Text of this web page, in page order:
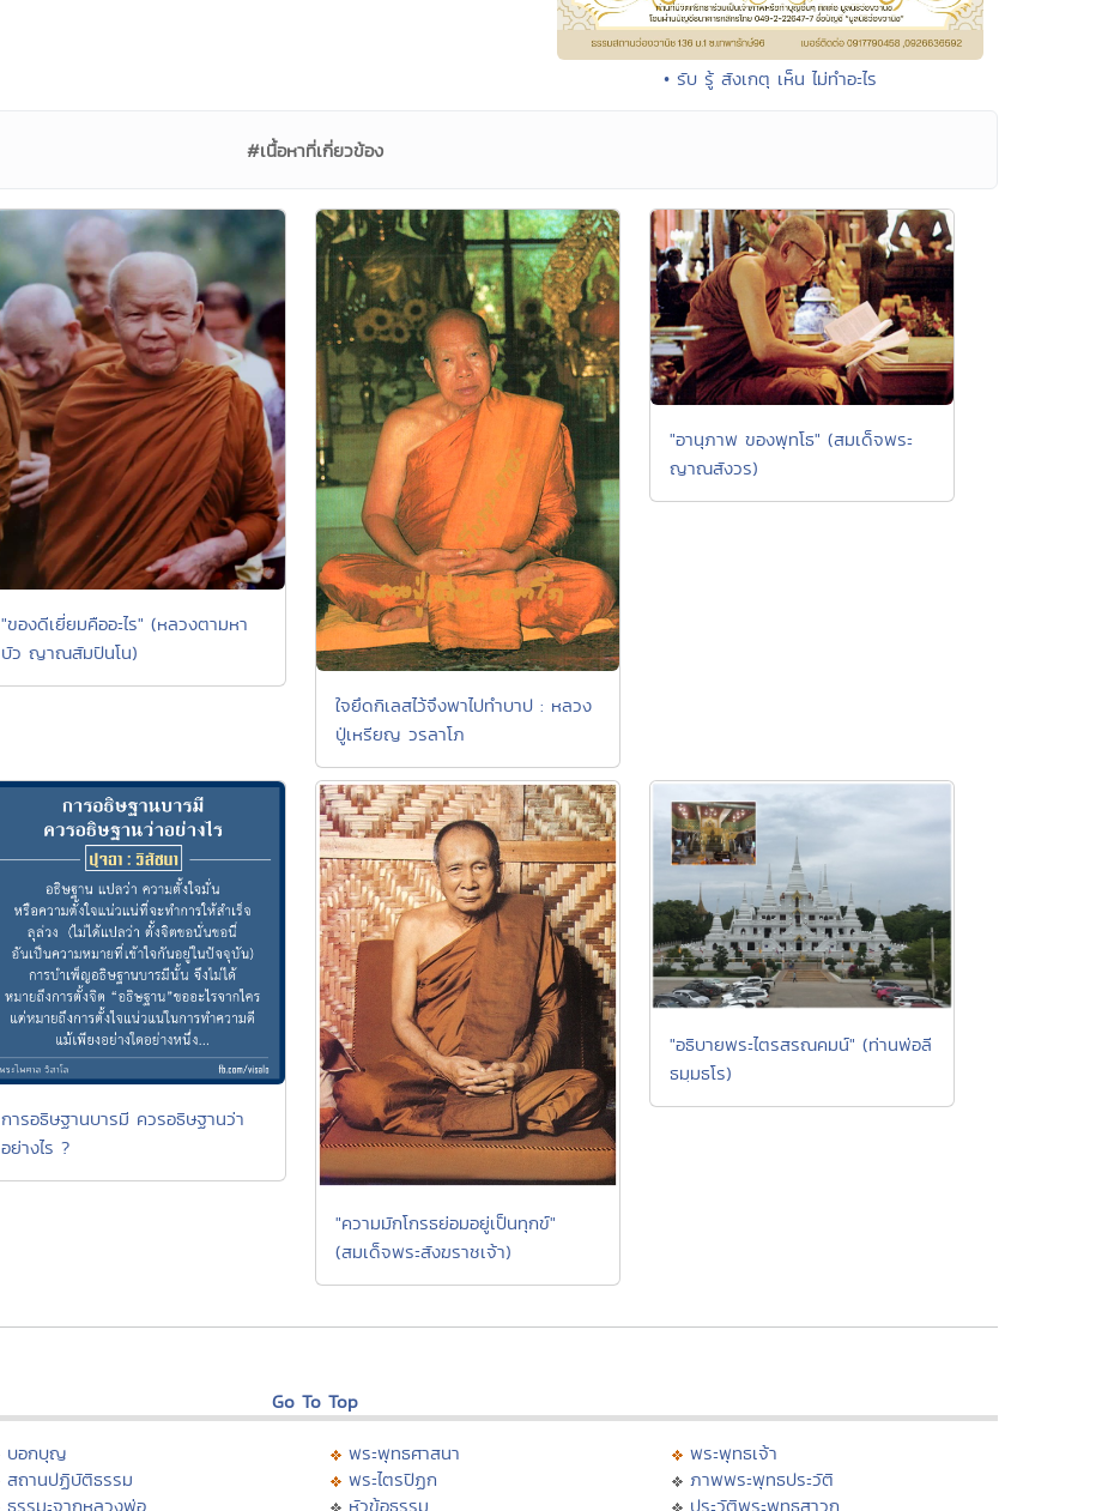
• รับ รู้ สังเกตุ เห็น ไม่ทำอะไร
#เนื้อหาที่เกี่ยวข้อง
"ของดีเยี่ยมคืออะไร" (หลวงตามหา
บัว ญาณสัมปันโน)
ใจยึดกิเลสไว้จึงพาไปทำบาป : หลวง
ปู่เหรียญ วรลาโภ
"อานุภาพ ของพุทโธ" (สมเด็จพระ
ญาณสังวร)
การอธิษฐานบารมี ควรอธิษฐานว่า
อย่างไร ?
"ความมักโกรธย่อมอยู่เป็นทุกข์"
(สมเด็จพระสังฆราชเจ้า)
"อธิบายพระไตรสรณคมน์" (ท่านพ่อลี
ธมฺมธโร)
Go To Top
บอกบุญ
สถานปฏิบัติธรรม
ธรรมะจากหลวงพ่อ
พระพุทธศาสนา
พระไตรปิฏก
หัวข้อธรรม
พระพุทธเจ้า
ภาพพระพุทธประวัติ
ประวัติพระพุทธสาวก